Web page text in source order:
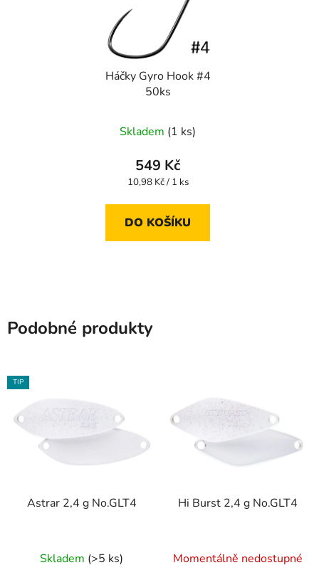
Háčky Gyro Hook #4
50ks
Skladem (1 ks)
549 Kč
Měrná
10,98 Kč / 1 ks
DO KOŠÍKU
Podobné produkty
TIP
Astrar 2,4 g No.GLT4
Skladem (>5 ks)
Hi Burst 2,4 g No.GLT4
Momentálně nedostupné